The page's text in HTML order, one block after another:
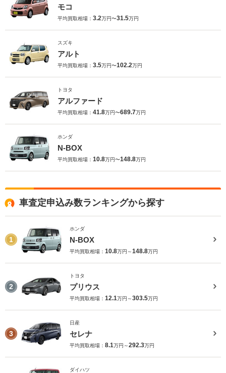
モコ
平均買取相場： 3.2万円〜31.5万円
スズキ
アルト
平均買取相場： 3.5万円〜102.2万円
トヨタ
アルファード
平均買取相場： 41.8万円〜689.7万円
ホンダ
N-BOX
平均買取相場： 10.8万円〜148.8万円
車査定申込み数ランキングから探す
1
ホンダ
N-BOX
平均買取相場： 10.8万円～148.8万円
2
トヨタ
プリウス
平均買取相場： 12.1万円～303.5万円
3
日産
セレナ
平均買取相場： 8.1万円～292.3万円
ダイハツ